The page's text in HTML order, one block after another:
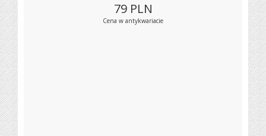
79 PLN
Cena w antykwariacie